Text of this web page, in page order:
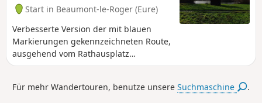
Start in Beaumont-le-Roger (Eure)
Verbesserte Version der mit blauen
Markierungen gekennzeichneten Route,
ausgehend vom Rathausplatz
(wunderschön neu gestaltet), um die
deren Kulturerbe interessant ist und
Für mehr Wandertouren, benutze unsereSuchmaschine .